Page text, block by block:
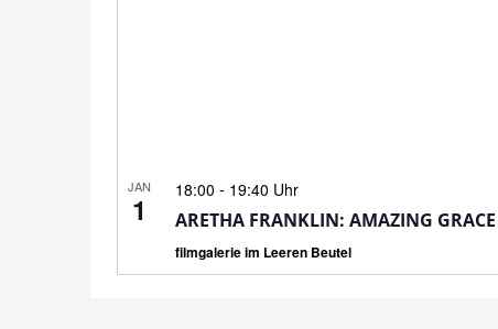
JAN
1
18:00 - 19:40 Uhr
ARETHA FRANKLIN: AMAZING GRACE
filmgalerie im Leeren Beutel